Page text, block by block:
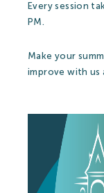
Every session
PM.
Make your
improve with us